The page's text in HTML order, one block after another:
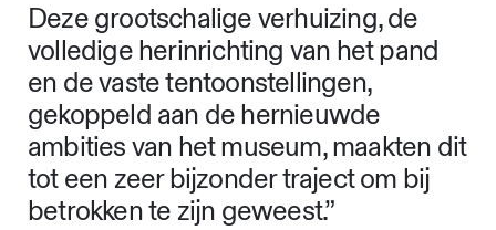
Deze grootschalige verhuizing, de
volledige herinrichting van het pand
en de vaste tentoonstellingen,
gekoppeld aan de hernieuwde
ambities van het museum, maakten dit
tot een zeer bijzonder traject om bij
betrokken te zijn geweest.”